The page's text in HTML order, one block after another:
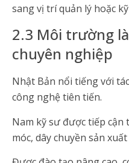
sang vị trí quản lý hoặc
2.3 Môi trường
chuyên nghiệp
Nhật Bản nổi tiếng với
công nghệ tiên tiến.
Nam kỹ sư được tiếp
móc, dây chuyền sản